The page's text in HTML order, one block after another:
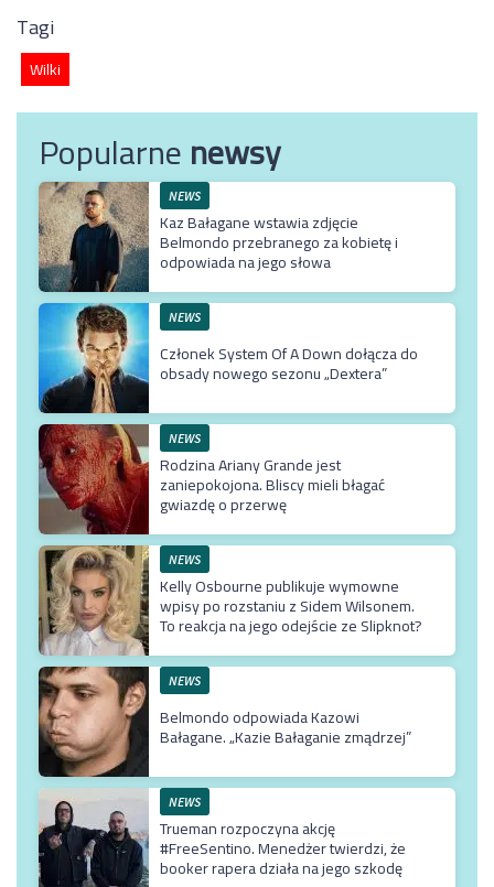
Tagi
Wilki
Popularnenewsy
NEWS
Kaz Bałagane wstawia zdjęcie
Belmondo przebranego za kobietę i
odpowiada na jego słowa
NEWS
Członek System Of A Down dołącza do
obsady nowego sezonu „Dextera”
NEWS
Rodzina Ariany Grande jest
zaniepokojona. Bliscy mieli błagać
gwiazdę o przerwę
NEWS
Kelly Osbourne publikuje wymowne
wpisy po rozstaniu z Sidem Wilsonem.
To reakcja na jego odejście ze Slipknot?
NEWS
Belmondo odpowiada Kazowi
Bałagane. „Kazie Bałaganie zmądrzej”
NEWS
Trueman rozpoczyna akcję
#FreeSentino. Menedżer twierdzi, że
booker rapera działa na jego szkodę